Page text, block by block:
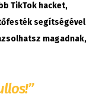
TikTok hacket,
segítségével
magadnak,